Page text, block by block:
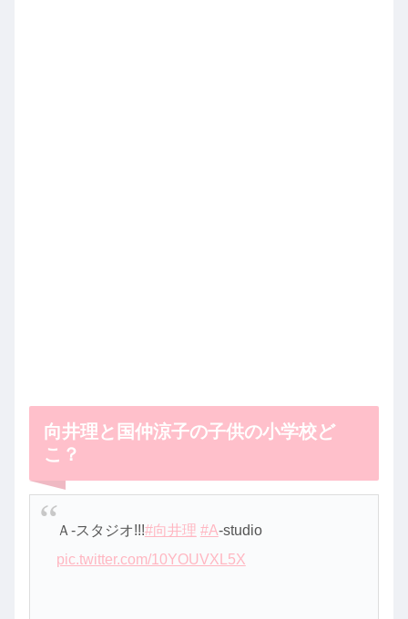
向井理と国仲涼子の子供の小学校ど
こ？
Ａ-スタジオ!!!#向井理 #A-studio
pic.twitter.com/10YOUVXL5X